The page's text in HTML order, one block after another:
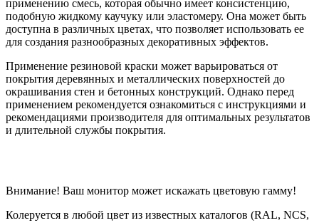
применению смесь, которая обычно имеет консистенцию,
подобную жидкому каучуку или эластомеру. Она может быть
доступна в различных цветах, что позволяет использовать ее
для создания разнообразных декоративных эффектов.
Применение резиновой краски может варьироваться от
покрытия деревянных и металлических поверхностей до
окрашивания стен и бетонных конструкций. Однако перед
применением рекомендуется ознакомиться с инструкциями и
рекомендациями производителя для оптимальных результатов
и длительной службы покрытия.
Внимание! Ваш монитор может искажать цветовую гамму!
Колеруется в любой цвет из известных каталогов (RAL, NCS,